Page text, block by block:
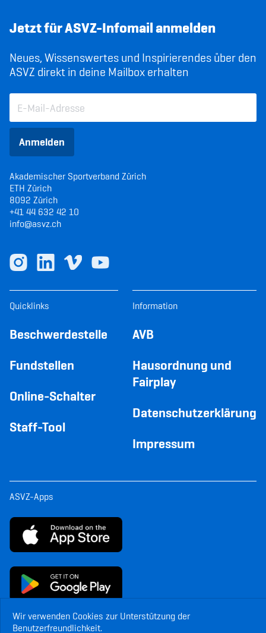
Wir verwenden Cookies zur Unterstützung der
Benutzerfreundlichkeit.
Jetzt für ASVZ-Infomail anmelden
Neues, Wissenswertes und Inspirierendes über den
ASVZ direkt in deine Mailbox erhalten
Anmelden
Akademischer Sportverband Zürich
ETH Zürich
8092 Zürich
+41 44 632 42 10
info@asvz.ch
Quicklinks
Beschwerdestelle
Fundstellen
Online-Schalter
Staff-Tool
Information
AVB
Hausordnung und
Fairplay
Datenschutzerklärung
Impressum
ASVZ-Apps